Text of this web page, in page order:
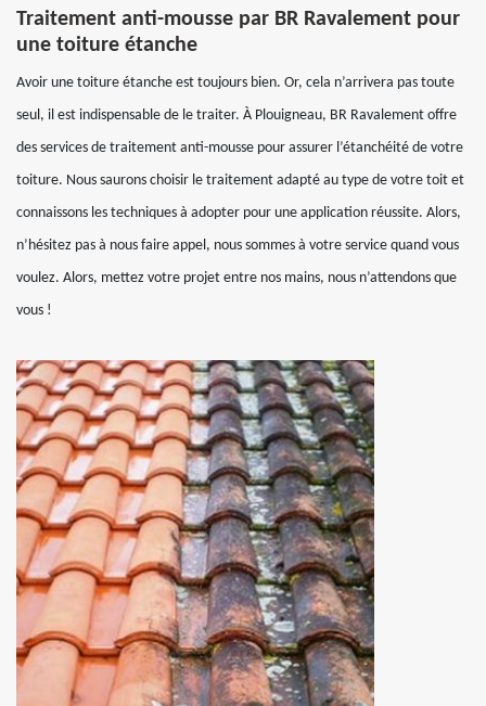
Traitement anti-mousse par BR Ravalement pour
une toiture étanche
Avoir une toiture étanche est toujours bien. Or, cela n’arrivera pas toute
seul, il est indispensable de le traiter. À Plouigneau, BR Ravalement offre
des services de traitement anti-mousse pour assurer l’étanchéité de votre
toiture. Nous saurons choisir le traitement adapté au type de votre toit et
connaissons les techniques à adopter pour une application réussite. Alors,
n’hésitez pas à nous faire appel, nous sommes à votre service quand vous
voulez. Alors, mettez votre projet entre nos mains, nous n’attendons que
vous !